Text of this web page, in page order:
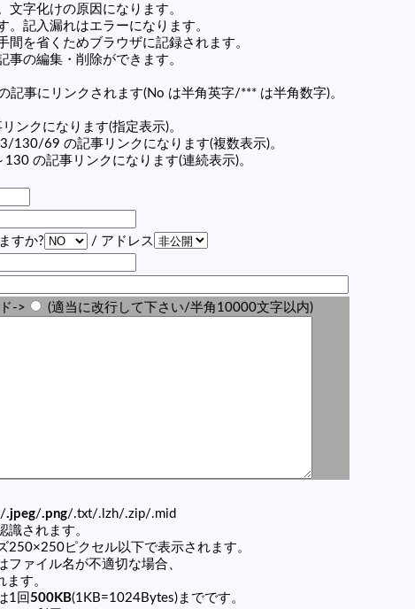
文字化けの原因になります。
記入漏れはエラーになります。
間を省くためブラウザに記録されます。
事の編集・削除ができます。
記事にリンクされます(No は半角英字/*** は半角数字)。
ンクになります(指定表示)。
69 の記事リンクになります(複数表示)。
の記事リンクになります(連続表示)。
すか?
/ アドレス
-> (適当に改行して下さい/半角10000文字以内)
/.jpeg/.png/.txt/.lzh/.zip/.mid
識されます。
250×250ピクセル以下で表示されます。
ァイル名が不適切な場合、
す。
1回 500KB(1KB=1024Bytes)までです。